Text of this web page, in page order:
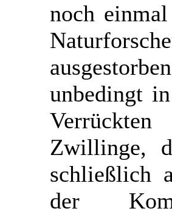
noch
unbedingt
Zwillinge,
schließlich
der